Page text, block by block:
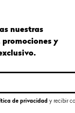
nuestras
promociones y
de privacidad y recibir